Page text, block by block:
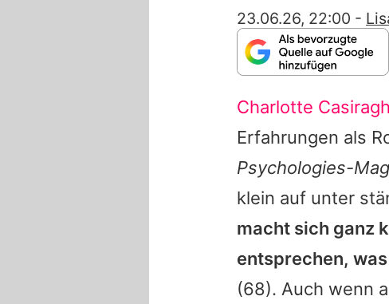
23.06.26, 22:00 -
Charlotte
Erfahrungen als
Psychologies-
klein auf unter
macht sich ganz
entsprechen,
(68). Auch wenn